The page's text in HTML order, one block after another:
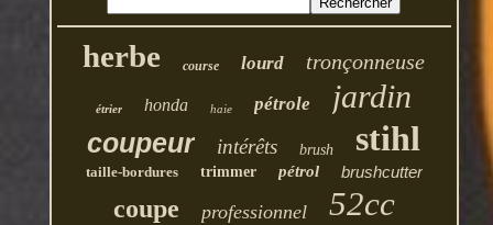
herbe course lourd tronçonneuse
étrier honda haie pétrole jardin
coupeur intérêts brush stihl
taille-bordures trimmer pétrol brushcutter
coupe professionnel 52cc